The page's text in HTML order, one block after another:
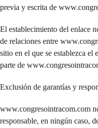
previa y escrita de
El establecimiento del enlace
de relaciones entre
sitio en el que se establezca
parte de
Exclusión de garantías y
www.congresointracom.com
responsable, en ningún caso,